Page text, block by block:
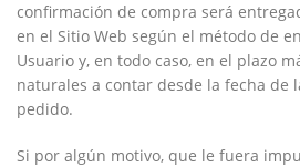
confirmación de compra será
en el Sitio Web según el método de
Usuario y, en todo caso, en el plazo
naturales a contar desde la fecha de
pedido.
Si por algún motivo, que le fuera